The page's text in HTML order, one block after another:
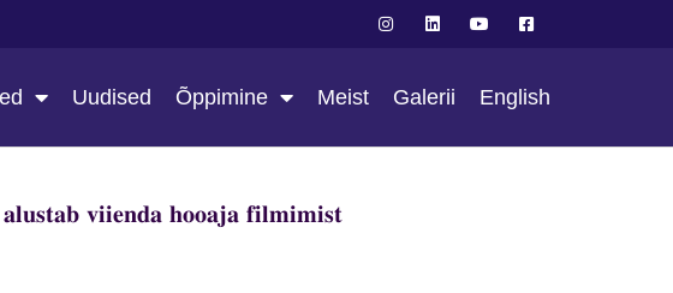
Uudised Õppimine Meist Galerii English
𝐯𝐢𝐢𝐞𝐧𝐝𝐚 𝐡𝐨𝐨𝐚𝐣𝐚 𝐟𝐢𝐥𝐦𝐢𝐦𝐢𝐬𝐭